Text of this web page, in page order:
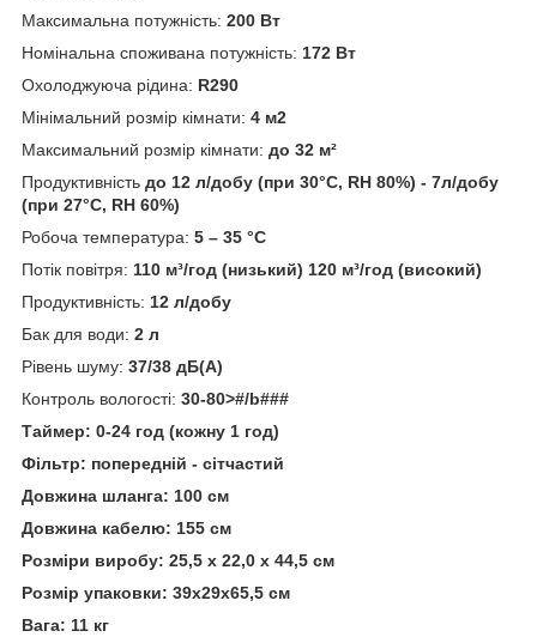
Максимальна потужність: 200 Вт
Номінальна споживана потужність: 172 Вт
Охолоджуюча рідина: R290
Мінімальний розмір кімнати: 4 м2
Максимальний розмір кімнати: до 32 м²
Продуктивність до 12 л/добу (при 30°C, RH 80%) - 7л/добу
(при 27°C, RH 60%)
Робоча температура: 5 – 35 °C
Потік повітря: 110 м³/год (низький) 120 м³/год (високий)
Продуктивність: 12 л/добу
Бак для води: 2 л
Рівень шуму: 37/38 дБ(А)
Контроль вологості: 30-80>#/b###
Таймер: 0-24 год (кожну 1 год)
Фільтр: попередній - сітчастий
Довжина шланга: 100 см
Довжина кабелю: 155 см
Розміри виробу: 25,5 х 22,0 х 44,5 см
Розмір упаковки: 39x29x65,5 см
Вага: 11 кг